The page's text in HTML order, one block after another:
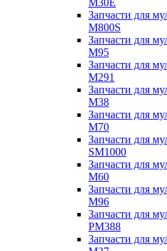
M30E
Запчасти для
M800S
Запчасти для
M95
Запчасти для
M291
Запчасти для
M38
Запчасти для
M70
Запчасти для
SM1000
Запчасти для
M60
Запчасти для
M96
Запчасти для
PM388
Запчасти для